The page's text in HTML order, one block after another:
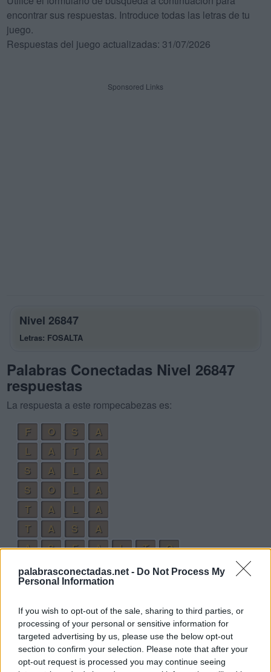
palabrasconectadas.net - Do Not Process My
Personal Information
If you wish to opt-out of the sale, sharing to third parties, or
processing of your personal or sensitive information for
targeted advertising by us, please use the below opt-out
section to confirm your selection. Please note that after your
opt-out request is processed you may continue seeing
encontrar sus respuestas. Introduce todas las letras de tu
juego.
Respuestas del juego actualizadas: 31/07/2026
Sponsored Links
Nivel 26847
Letras: FOSALTA
Palabras Conectadas Nivel 26847
respuestas
La respuesta a este rompecabezas es:
F
O S
A
L
A T
A
S
A L
A
S
O L
A
T
A L
A
T
A S
A
A
S F A L T
O
Palabras extra:
A
S T
A
A
L T
O
A
L T
A